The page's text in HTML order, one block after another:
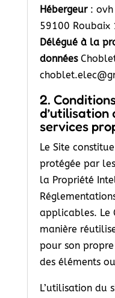
Hébergeur :
59100 Roubaix
Délégué à la
données
2.
d’utilisation
services
Le Site
protégée par
la Propriété
applicables. Le
manière
pour son
des éléments
L’utilisation du